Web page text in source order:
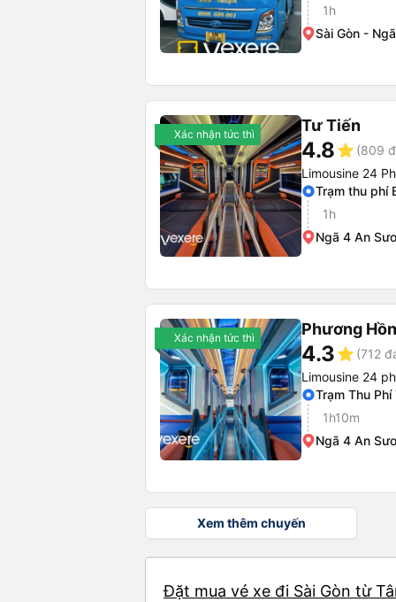
1h
Sài Gòn -
Xác nhận tức thì Tư Tiến
4.8star (809
Limousine 24
Trạm thu phí
1h
Ngã 4 An
Xác nhận tức thì Phương
4.3star (712
Limousine 24
Trạm Thu Phí
1h10m
Ngã 4 An
Xem thêm chuyến
Đặt mua vé xe đi Sài Gòn từ